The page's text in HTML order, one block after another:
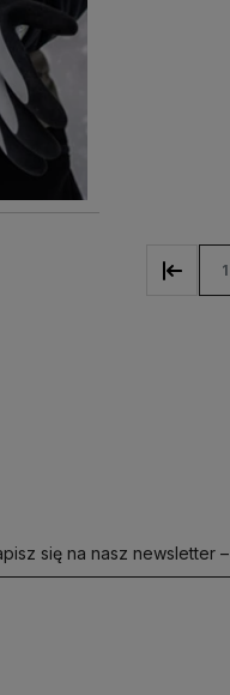
1
się na nasz newsletter